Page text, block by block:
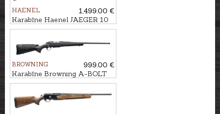
HAENEL
1,499.00 €
Karabīne Haenel JAEGER 10
Varmint kal. .223Rem. M15x1
BROWNING
999.00 €
Karabīne Browning A-BOLT
3+ Composite kal. .30-06